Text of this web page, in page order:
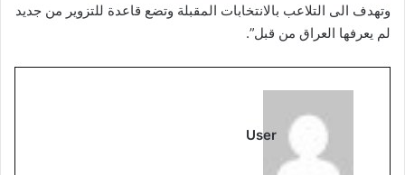
وتهدف الى التلاعب بالانتخابات المقبلة وتضع قاعدة للتزوير من جديد
لم يعرفها العراق من قبل”.
User